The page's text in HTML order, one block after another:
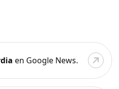
en Google News.